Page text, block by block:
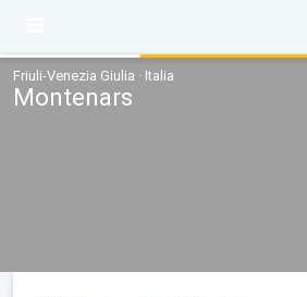
Friuli-Venezia Giulia · Italia
Montenars